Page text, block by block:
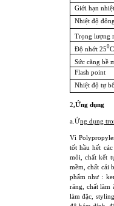
Giới hạn
Nhiệt độ
Trọng lượng
Độ nhớt 250C
Sức căng bề
Flash point
Nhiệt độ tự
2.Ứng dụng
a.Ứng dụng
Vì
tốt hầu hết
môi, chất kết
mềm, chất cải
phẩm như :
răng, chất làm
làm đặc,